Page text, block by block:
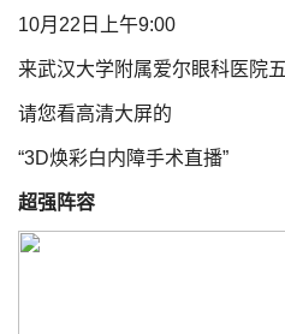
10月22日上午9:00
来武汉大学附属爱尔眼科医院
请您看高清大屏的
“3D焕彩白内障手术直播”
超强阵容